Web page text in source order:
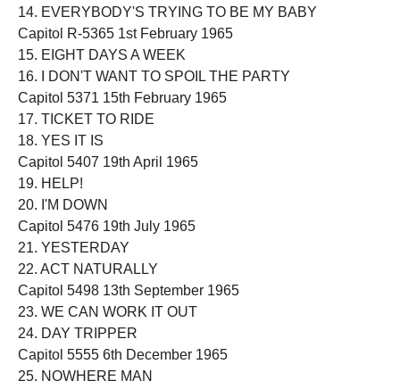
14. EVERYBODY'S TRYING TO BE MY BABY
Capitol R-5365 1st February 1965
15. EIGHT DAYS A WEEK
16. I DON'T WANT TO SPOIL THE PARTY
Capitol 5371 15th February 1965
17. TICKET TO RIDE
18. YES IT IS
Capitol 5407 19th April 1965
19. HELP!
20. I'M DOWN
Capitol 5476 19th July 1965
21. YESTERDAY
22. ACT NATURALLY
Capitol 5498 13th September 1965
23. WE CAN WORK IT OUT
24. DAY TRIPPER
Capitol 5555 6th December 1965
25. NOWHERE MAN